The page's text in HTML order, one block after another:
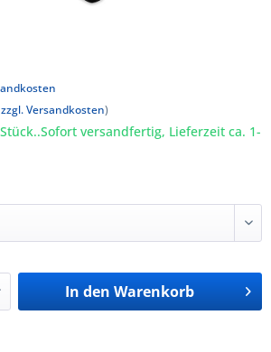
zzgl. Versandkosten)
versandfertig, Lieferzeit ca. 1-
In den Warenkorb